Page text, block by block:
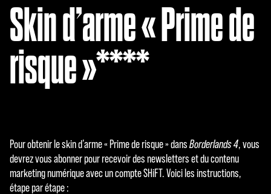
Skin d’arme « Prime de
risque »****
Pour obtenir le skin d’arme « Prime de risque » dansBorderlands 4, vous
devrez vous abonner pour recevoir des newsletters et du contenu
marketing numérique avec un compte SHiFT. Voici les instructions,
étape par étape :